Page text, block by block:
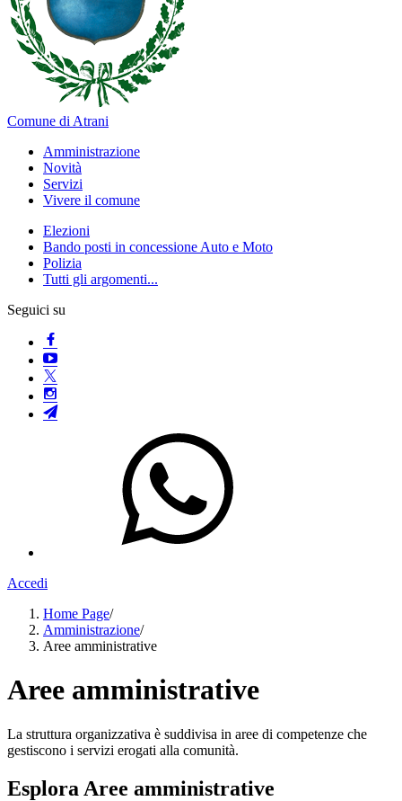
Comune di Atrani
Amministrazione
Novità
Servizi
Vivere il comune
Elezioni
Bando posti in concessione Auto e Moto
Polizia
Tutti gli argomenti...
Seguici su
Accedi
Home Page/
Amministrazione/
Aree amministrative
Aree amministrative
La struttura organizzativa è suddivisa in aree di competenze che
gestiscono i servizi erogati alla comunità.
Esplora Aree amministrative